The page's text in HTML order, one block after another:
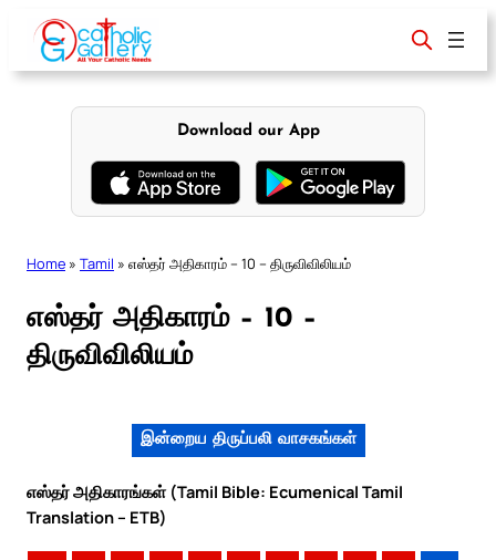
content
Download our App
Home » Tamil » எஸ்தர் அதிகாரம் – 10 – திருவிவிலியம்
எஸ்தர் அதிகாரம் – 10 –
திருவிவிலியம்
இன்றைய திருப்பலி வாசகங்கள்
எஸ்தர் அதிகாரங்கள் (Tamil Bible: Ecumenical Tamil
Translation – ETB)